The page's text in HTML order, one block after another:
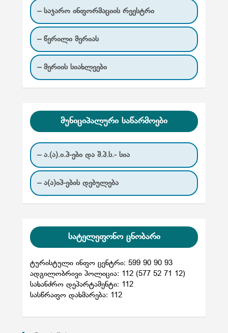
– საჯარო ინფორმაციის რეესტრი
– წერილი მერიას
– მერიის სიახლეები
მუნიციპალური საწარმოები
– ა.(ა).ი.პ-ები და შ.პ.ს.- სია
– ა(ა)იპ-ების დებულება
სატელეფონო ცნობარი
ტურისტული ინფო ცენტრი: 599 90 90 93
ადგილობრივი პოლიცია: 112 (577 52 71 12)
სახანძრო დეპარტამენტი: 112
სასწრაფო დახმარება: 112